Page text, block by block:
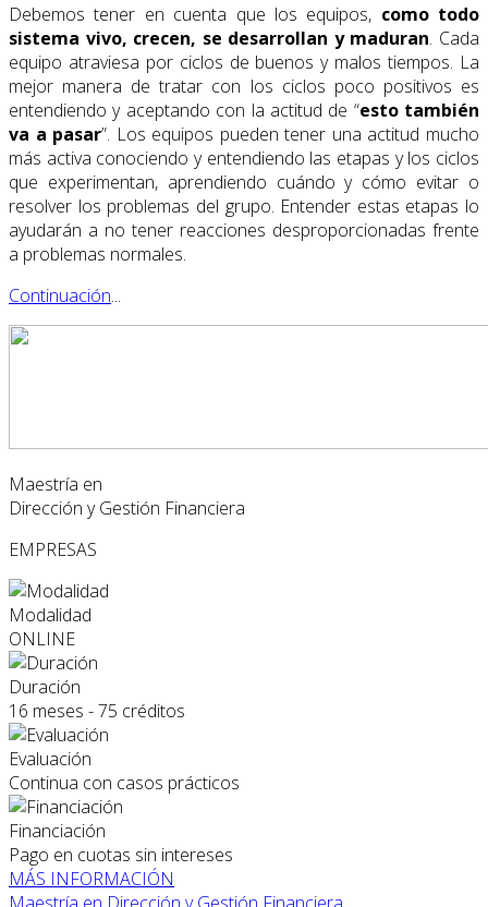
Debemos tener en cuenta que los equipos, como todo
sistema vivo, crecen, se desarrollan y maduran. Cada
equipo atraviesa por ciclos de buenos y malos tiempos. La
mejor manera de tratar con los ciclos poco positivos es
entendiendo y aceptando con la actitud de “esto también
va a pasar”. Los equipos pueden tener una actitud mucho
más activa conociendo y entendiendo las etapas y los ciclos
que experimentan, aprendiendo cuándo y cómo evitar o
resolver los problemas del grupo. Entender estas etapas lo
ayudarán a no tener reacciones desproporcionadas frente
a problemas normales.
Continuación...
Maestría en
Dirección y Gestión Financiera
EMPRESAS
Modalidad
ONLINE
Duración
16 meses - 75 créditos
Evaluación
Continua con casos prácticos
Financiación
Pago en cuotas sin intereses
MÁS INFORMACIÓN